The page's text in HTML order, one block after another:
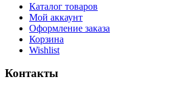
Каталог товаров
Мой аккаунт
Оформление заказа
Корзина
Wishlist
Контакты